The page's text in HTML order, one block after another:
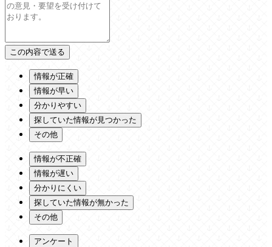
情報が正確
情報が早い
分かりやすい
探していた情報が見つかった
その他
情報が不正確
情報が遅い
分かりにくい
探していた情報が無かった
その他
アンケート